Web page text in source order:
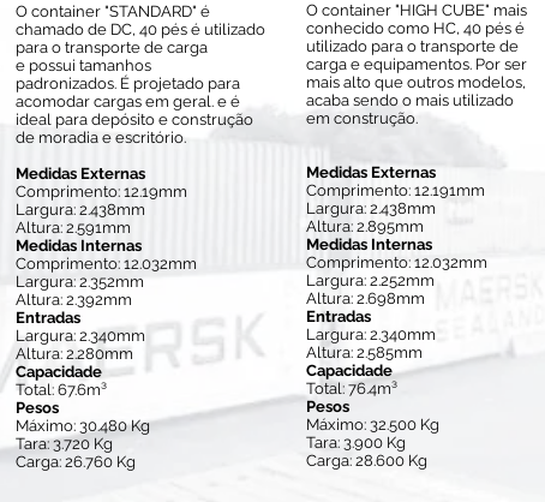
O container "STANDARD" é
chamado de DC, 40 pés é utilizado
para o transporte de carga
e possui tamanhos
padronizados. É projetado para
acomodar cargas em geral. e é
ideal para depósito e construção
de moradia e escritório.
Medidas Externas
Comprimento: 12.19mm
Largura: 2.438mm
Altura: 2.591mm
Medidas Internas
Comprimento: 12.032mm
Largura: 2.352mm
Altura: 2.392mm
Entradas
Largura: 2.340mm
Altura: 2.280mm
Capacidade
Total: 67.6m³
Pesos
Máximo: 30.480 Kg
Tara: 3.720 Kg
Carga: 26.760 Kg
O container "HIGH CUBE" mais
conhecido como HC, 40 pés é
utilizado para o transporte de
carga e equipamentos. Por ser
mais alto que outros modelos,
acaba sendo o mais utilizado
em construção.
Medidas Externas
Comprimento: 12.191mm
Largura: 2.438mm
Altura: 2.895mm
Medidas Internas
Comprimento: 12.032mm
Largura: 2.252mm
Altura: 2.698mm
Entradas
Largura: 2.340mm
Altura: 2.585mm
Capacidade
Total: 76.4m³
Pesos
Máximo: 32.500 Kg
Tara: 3.900 Kg
Carga: 28.600 Kg